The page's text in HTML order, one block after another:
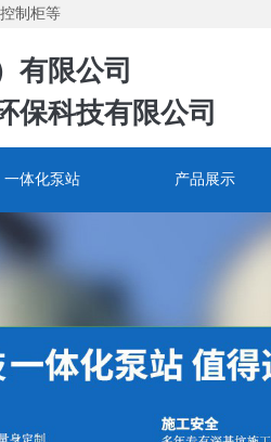
制柜等
有限公司
保科技有限公司
一体化泵站 产品展示